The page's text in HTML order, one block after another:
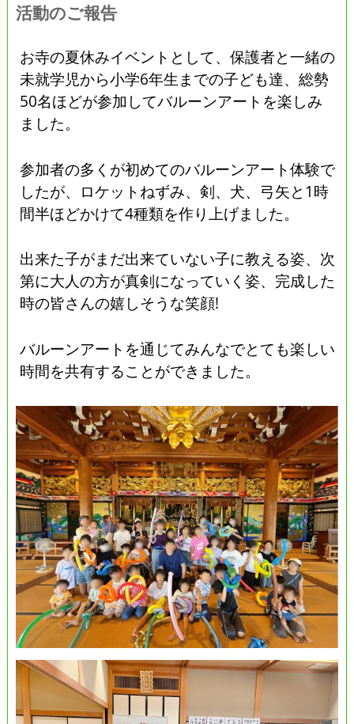
活動のご報告
お寺の夏休みイベントとして、保護者と一緒の
未就学児から小学6年生までの子ども達、総勢
50名ほどが参加してバルーンアートを楽しみ
ました。
参加者の多くが初めてのバルーンアート体験で
したが、ロケットねずみ、剣、犬、弓矢と1時
間半ほどかけて4種類を作り上げました。
出来た子がまだ出来ていない子に教える姿、次
第に大人の方が真剣になっていく姿、完成した
時の皆さんの嬉しそうな笑顔!
バルーンアートを通じてみんなでとても楽しい
時間を共有することができました。